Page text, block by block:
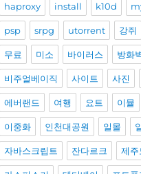
haproxy install k10d
psp srpg utorrent 강쥐
무료 미소 바이러스 방화
비주얼베이직 사이트 사진
에버랜드 여행 요트 이뮬
이중화 인천대공원 일몰
자바스크립트 잔다르크 제주